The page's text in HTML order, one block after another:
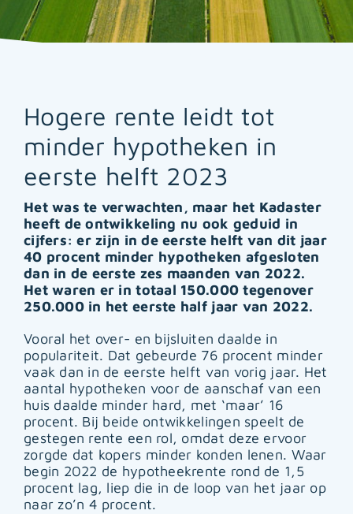
Hogere rente leidt tot
minder hypotheken in
eerste helft 2023
Het was te verwachten, maar het Kadaster
heeft de ontwikkeling nu ook geduid in
cijfers: er zijn in de eerste helft van dit jaar
40 procent minder hypotheken afgesloten
dan in de eerste zes maanden van 2022.
Het waren er in totaal 150.000 tegenover
250.000 in het eerste half jaar van 2022.
Vooral het over- en bijsluiten daalde in
populariteit. Dat gebeurde 76 procent minder
vaak dan in de eerste helft van vorig jaar. Het
aantal hypotheken voor de aanschaf van een
huis daalde minder hard, met ‘maar’ 16
procent. Bij beide ontwikkelingen speelt de
gestegen rente een rol, omdat deze ervoor
zorgde dat kopers minder konden lenen. Waar
begin 2022 de hypotheekrente rond de 1,5
procent lag, liep die in de loop van het jaar op
naar zo’n 4 procent.